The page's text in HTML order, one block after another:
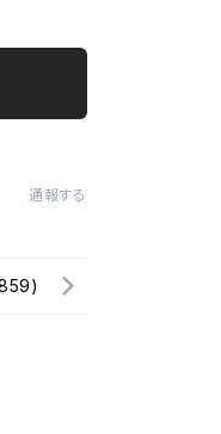
通報する